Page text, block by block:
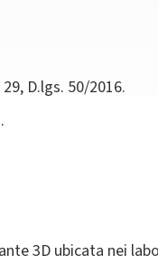
D.lgs. 50/2016.
3D ubicata nei